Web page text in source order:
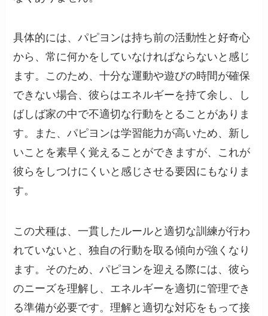
具体的には、パピヨンは持ち前の活動性と好奇心
から、常に何かをしていなければならないと感じ
ます。このため、十分な運動や遊びの時間が確保
できない場合、彼らはエネルギーを持て余し、し
ばしば家の中で不適切な行動をとることがありま
す。また、パピヨンは学習能力が高いため、新し
いことを素早く覚えることができますが、これが
彼らをしつけにくいと感じさせる要因にもなりま
す。
この犬種は、一貫したルールと適切な訓練が行わ
れていないと、独自の行動を取る傾向が強くなり
ます。そのため、パピヨンを迎える際には、彼ら
のニーズを理解し、エネルギーを適切に管理でき
る準備が必要です。理解と適切な対応をもって接